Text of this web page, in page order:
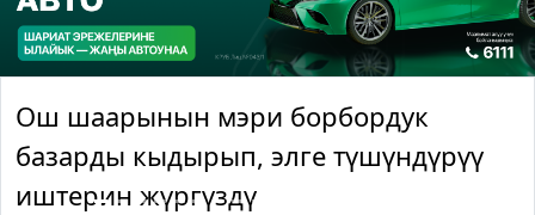
Ош шаарынын мэри борбордук
базарды кыдырып, элге түшүндүрүү
иштерин жүргүздү